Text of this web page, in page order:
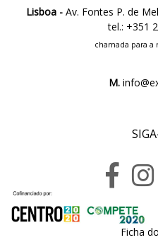
Lisboa - Av. Fontes P. de
tel.: +351
chamada para a
M.
Ficha